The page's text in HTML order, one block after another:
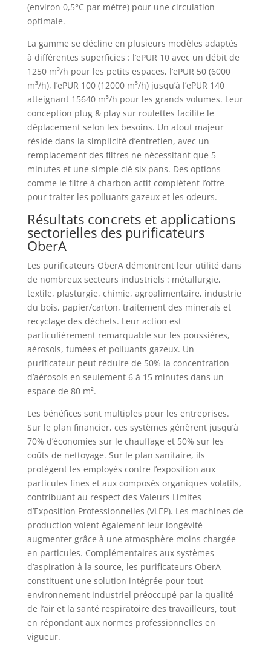
(environ 0,5°C par mètre) pour une circulation
optimale.
La gamme se décline en plusieurs modèles adaptés
à différentes superficies : l’ePUR 10 avec un débit de
1250 m³/h pour les petits espaces, l’ePUR 50 (6000
m³/h), l’ePUR 100 (12000 m³/h) jusqu’à l’ePUR 140
atteignant 15640 m³/h pour les grands volumes. Leur
conception plug & play sur roulettes facilite le
déplacement selon les besoins. Un atout majeur
réside dans la simplicité d’entretien, avec un
remplacement des filtres ne nécessitant que 5
minutes et une simple clé six pans. Des options
comme le filtre à charbon actif complètent l’offre
pour traiter les polluants gazeux et les odeurs.
Résultats concrets et applications
sectorielles des purificateurs
OberA
Les purificateurs OberA démontrent leur utilité dans
de nombreux secteurs industriels : métallurgie,
textile, plasturgie, chimie, agroalimentaire, industrie
du bois, papier/carton, traitement des minerais et
recyclage des déchets. Leur action est
particulièrement remarquable sur les poussières,
aérosols, fumées et polluants gazeux. Un
purificateur peut réduire de 50% la concentration
d’aérosols en seulement 6 à 15 minutes dans un
espace de 80 m².
Les bénéfices sont multiples pour les entreprises.
Sur le plan financier, ces systèmes génèrent jusqu’à
70% d’économies sur le chauffage et 50% sur les
coûts de nettoyage. Sur le plan sanitaire, ils
protègent les employés contre l’exposition aux
particules fines et aux composés organiques volatils,
contribuant au respect des Valeurs Limites
d’Exposition Professionnelles (VLEP). Les machines de
production voient également leur longévité
augmenter grâce à une atmosphère moins chargée
en particules. Complémentaires aux systèmes
d’aspiration à la source, les purificateurs OberA
constituent une solution intégrée pour tout
environnement industriel préoccupé par la qualité
de l’air et la santé respiratoire des travailleurs, tout
en répondant aux normes professionnelles en
vigueur.